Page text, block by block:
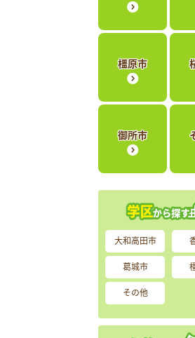
橿原市
御所市
大和高田市
葛城市
その他